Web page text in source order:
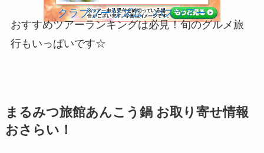
クラブツーリズム バスツアー
おすすめツアーランキングは必見！旬のグルメ旅
行もいっぱいです☆
まるみつ旅館あんこう鍋 お取り寄せ情報
おさらい！